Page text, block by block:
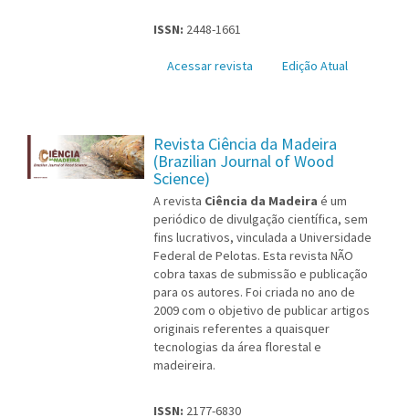
ISSN: 2448-1661
Acessar revista Edição Atual
Revista Ciência da Madeira
(Brazilian Journal of Wood
Science)
A revista Ciência da Madeira é um
periódico de divulgação científica, sem
fins lucrativos, vinculada a Universidade
Federal de Pelotas. Esta revista NÃO
cobra taxas de submissão e publicação
para os autores. Foi criada no ano de
2009 com o objetivo de publicar artigos
originais referentes a quaisquer
tecnologias da área florestal e
madeireira.
ISSN: 2177-6830